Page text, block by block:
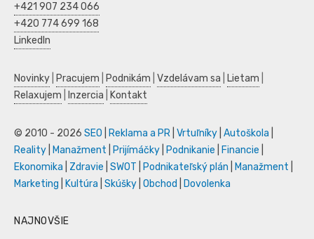
+421 907 234 066
+420 774 699 168
LinkedIn
Novinky Pracujem Podnikám Vzdelávam sa Lietam
Relaxujem
Inzercia Kontakt
© 2010 - 2026 SEO Reklama a PR Vrtuľníky Autoškola
Reality
Manažment Prijímáčky Podnikanie Financie
Ekonomika
Zdravie SWOT Podnikateľský plán Manažment
Marketing
Kultúra Skúšky Obchod Dovolenka
NAJNOVŠIE